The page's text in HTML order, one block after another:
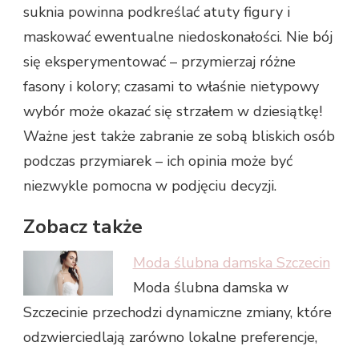
suknia powinna podkreślać atuty figury i
maskować ewentualne niedoskonałości. Nie bój
się eksperymentować – przymierzaj różne
fasony i kolory; czasami to właśnie nietypowy
wybór może okazać się strzałem w dziesiątkę!
Ważne jest także zabranie ze sobą bliskich osób
podczas przymiarek – ich opinia może być
niezwykle pomocna w podjęciu decyzji.
Zobacz także
Moda ślubna damska Szczecin
Moda ślubna damska w
Szczecinie przechodzi dynamiczne zmiany, które
odzwierciedlają zarówno lokalne preferencje,